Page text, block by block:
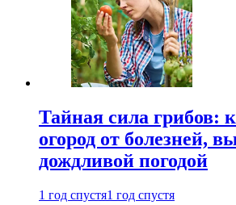
Тайная сила грибов:
огород от болезней,
дождливой погодой
1 год спустя1 год спустя